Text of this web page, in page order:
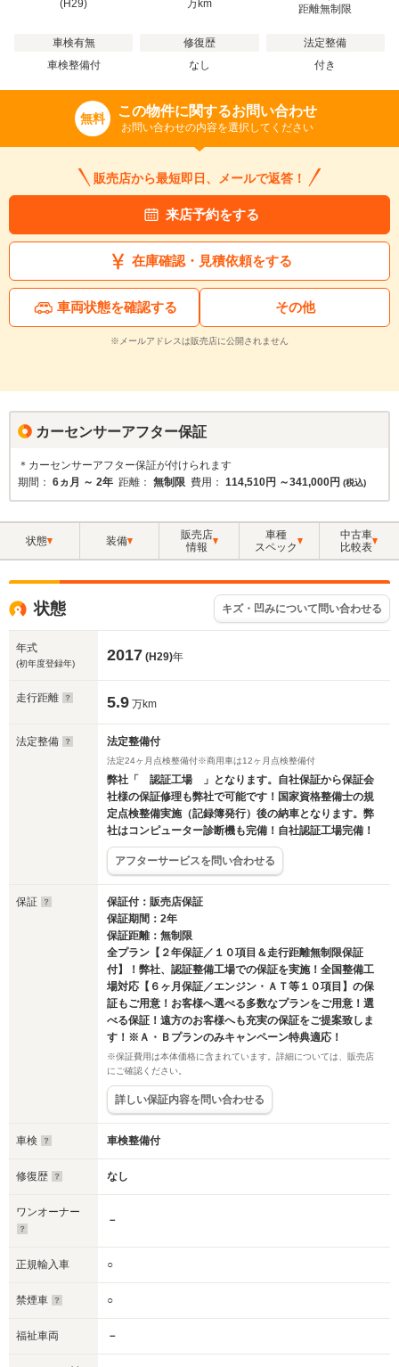
(H29) 万km
距離無制限
車検有無
車検整備付
修復歴
なし
法定整備
付き
無料 この物件に関するお問い合わせ
お問い合わせの内容を選択してください
販売店から最短即日、メールで返答！
来店予約をする
在庫確認・見積依頼をする
車両状態を確認する その他
※メールアドレスは販売店に公開されません
カーセンサーアフター保証
＊カーセンサーアフター保証が付けられます
期間： 6ヵ月 ～ 2年 距離： 無制限 費用： 114,510円 ～341,000円 (税込)
状態 装備
販売店
情報
車種
スペック
中古車
比較表
状態 キズ・凹みについて問い合わせる
年式
(初年度登録年) 2017 (H29)年
走行距離 5.9 万km
法定整備 法定整備付
法定24ヶ月点検整備付※商用車は12ヶ月点検整備付
弊社「 認証工場 」となります。自社保証から保証会
社様の保証修理も弊社で可能です！国家資格整備士の規
定点検整備実施（記録簿発行）後の納車となります。弊
社はコンピューター診断機も完備！自社認証工場完備！
アフターサービスを問い合わせる
保証
保証付：販売店保証
保証期間：2年
保証距離：無制限
全プラン【２年保証／１０項目＆走行距離無制限保証
付】！弊社、認証整備工場での保証を実施！全国整備工
場対応【６ヶ月保証／エンジン・ＡＴ等１０項目】の保
証もご用意！お客様へ選べる多数なプランをご用意！選
べる保証！遠方のお客様へも充実の保証をご提案致しま
す！※Ａ・Ｂプランのみキャンペーン特典適応！
※保証費用は本体価格に含まれています。詳細については、販売店
にご確認ください。
詳しい保証内容を問い合わせる
車検 車検整備付
修復歴 なし
ワンオーナー
－
正規輸入車 ○
禁煙車 ○
福祉車両 －